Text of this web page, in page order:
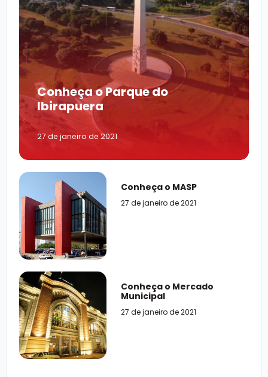
Conheça o Parque do
Ibirapuera
27 de janeiro de 2021
Conheça o MASP
27 de janeiro de 2021
Conheça o Mercado
Municipal
27 de janeiro de 2021